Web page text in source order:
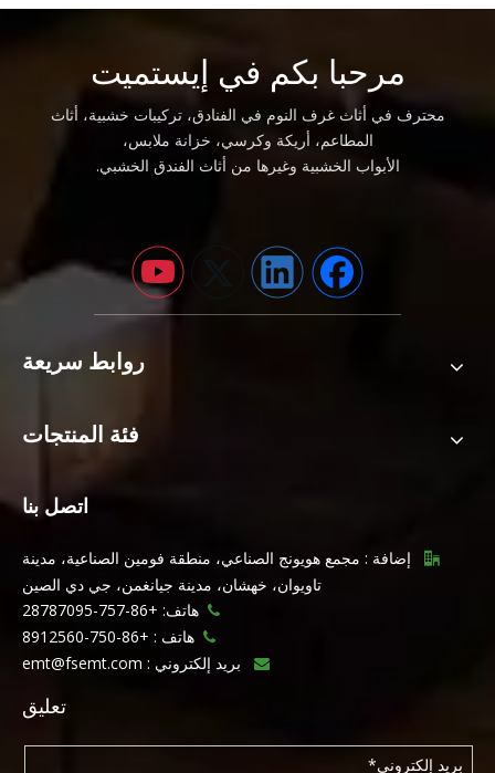
مرحبا بكم في إيستميت
محترف في أثاث غرف النوم في الفنادق، تركيبات خشبية، أثاث
المطاعم، أريكة وكرسي، خزانة ملابس،
الأبواب الخشبية وغيرها من أثاث الفندق الخشبي.
روابط سريعة
فئة المنتجات
اتصل بنا

إضافة : مجمع هويونج الصناعي، منطقة فومين الصناعية، مدينة
تاويوان، خهشان، مدينة جيانغمن، جي دي الصين
 هاتف: +86-757-28787095
 هاتف : +86-750-8912560
 بريد إلكتروني : emt@fsemt.com
تعليق